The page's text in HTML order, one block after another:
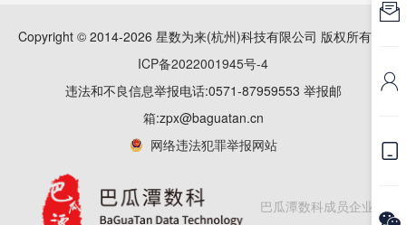
Copyright © 2014-2026 星数为来(杭州)科技有限公司 版权所有
ICP备2022001945号-4
违法和不良信息举报电话:0571-87959553 举报邮
箱:zpx@baguatan.cn
网络违法犯罪举报网站
巴瓜潭数科成员企业



